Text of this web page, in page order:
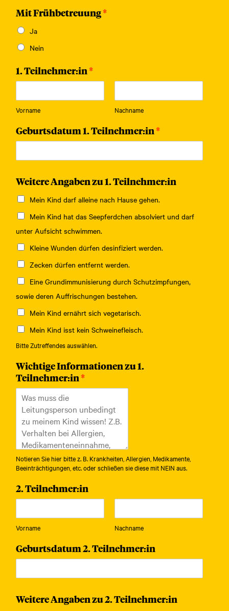
Mit Frühbetreuung*
Ja
Nein
1. Teilnehmer:in*
Vorname Nachname
Geburtsdatum 1. Teilnehmer:in*
Weitere Angaben zu 1. Teilnehmer:in
Mein Kind darf alleine nach Hause gehen.
Mein Kind hat das Seepferdchen absolviert und darf
unter Aufsicht schwimmen.
Kleine Wunden dürfen desinfiziert werden.
Zecken dürfen entfernt werden.
Eine Grundimmunisierung durch Schutzimpfungen,
sowie deren Auffrischungen bestehen.
Mein Kind ernährt sich vegetarisch.
Mein Kind isst kein Schweinefleisch.
Bitte Zutreffendes auswählen.
Wichtige Informationen zu 1.
Teilnehmer:in*
Notieren Sie hier bitte z. B. Krankheiten, Allergien, Medikamente,
Beeinträchtigungen, etc. oder schließen sie diese mit NEIN aus.
2. Teilnehmer:in
Vorname Nachname
Geburtsdatum 2. Teilnehmer:in
Weitere Angaben zu 2. Teilnehmer:in